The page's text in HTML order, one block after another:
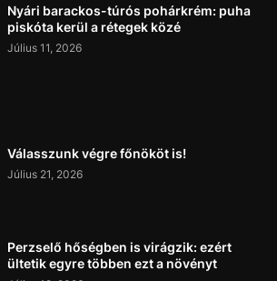
Nyári barackos-túrós pohárkrém: puha
piskóta kerül a rétegek közé
Július 11, 2026
Válasszunk végre főnököt is!
Július 21, 2026
Perzselő hőségben is virágzik: ezért
ültetik egyre többen ezt a növényt